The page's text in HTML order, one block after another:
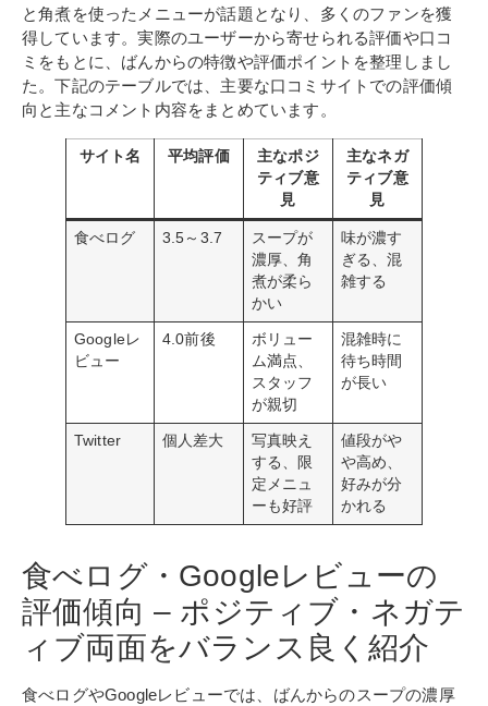
と角煮を使ったメニューが話題となり、多くのファンを獲
得しています。実際のユーザーから寄せられる評価や口コ
ミをもとに、ばんからの特徴や評価ポイントを整理しまし
た。下記のテーブルでは、主要な口コミサイトでの評価傾
向と主なコメント内容をまとめています。
サイト名 平均評価
主なポジ
ティブ意
見
主なネガ
ティブ意
見
食べログ 3.5～3.7
スープが
濃厚、角
煮が柔ら
かい
味が濃す
ぎる、混
雑する
Googleレ
ビュー
4.0前後
ボリュー
ム満点、
スタッフ
が親切
混雑時に
待ち時間
が長い
Twitter 個人差大
写真映え
する、限
定メニュ
ーも好評
値段がや
や高め、
好みが分
かれる
食べログ・Googleレビューの
評価傾向 – ポジティブ・ネガテ
ィブ両面をバランス良く紹介
食べログやGoogleレビューでは、ばんからのスープの濃厚